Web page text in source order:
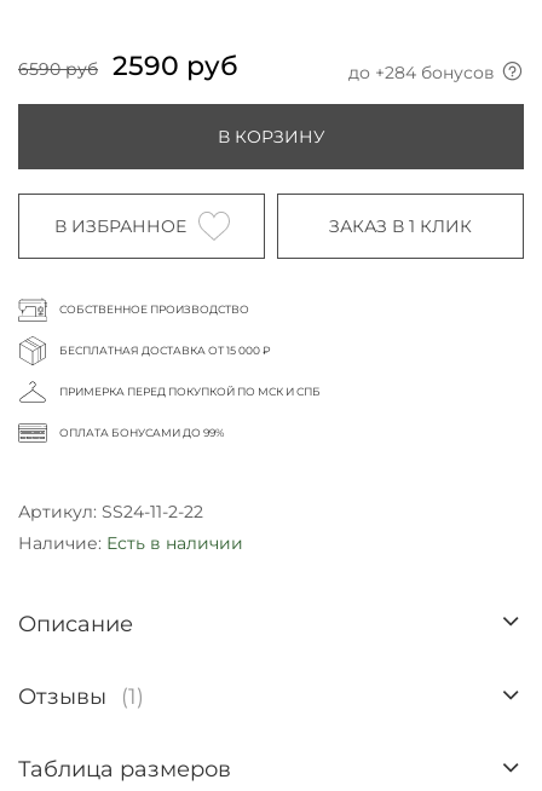
6590 руб 2590 руб до +284 бонусов
В КОРЗИНУ
В ИЗБРАННОЕ ЗАКАЗ В 1 КЛИК
СОБСТВЕННОЕ ПРОИЗВОДСТВО
БЕСПЛАТНАЯ ДОСТАВКА ОТ 15 000 ₽
ПРИМЕРКА ПЕРЕД ПОКУПКОЙ ПО МСК И СПБ
ОПЛАТА БОНУСАМИ ДО 99%
Артикул: SS24-11-2-22
Наличие: Есть в наличии
Описание
Отзывы (1)
Таблица размеров